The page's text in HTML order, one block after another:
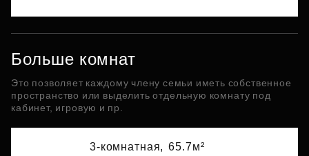
Больше комнат
Это позволяет каждому члену семьи иметь собственное
пространство или выделить отдельную комнату под
кабинет, игровую и пр.
3-комнатная, 65.7м²